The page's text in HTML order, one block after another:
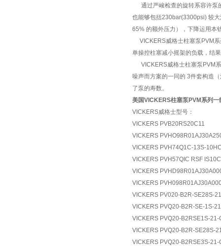
通过严峻检查的旋转系容许泵
也能够包括230bar(3300psi) 较
65% 的额外压力），下降运用本
VICKERS威格士柱塞泵PVM
单操控柱塞减小摇架的负载，结
VICKERS威格士柱塞泵PVM系
噪声而方案的一同的 3件套构造
了泵的寿数。
美国VICKERS柱塞泵PVM系列一
VICKERS威格士型号：
VICKERS PVB20RS20C11
VICKERS
VICKERS PVH74Q1C-13S-
VICKERS PVH57QIC RSF
VICKERS
VICKERS
VICKERS PV020-B2R-SE28S-
VICKERS PVQ20-B2R-SE-1S-
VICKERS PVQ20-B2RSE1S-
VICKERS PVQ20-B2R-SE28S-
VICKERS PVQ20-B2RSE3S-